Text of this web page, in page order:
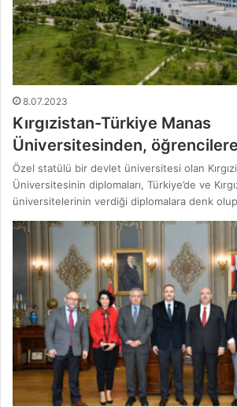
8.07.2023
Kırgızistan-Türkiye Manas
Üniversitesinden,
Özel statülü bir devlet üniversitesi olan
Üniversitesinin diplomaları, Türkiye’de ve
üniversitelerinin verdiği diplomalara denk